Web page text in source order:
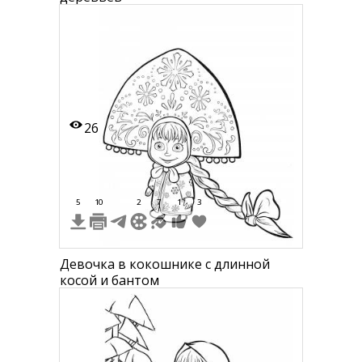
26
5 10 2 7 1 3
Девочка в кокошнике с длинной
косой и бантом